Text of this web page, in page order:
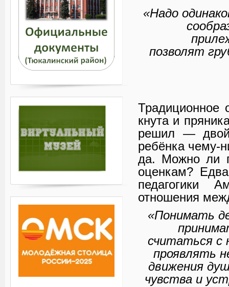
«Надо
позволят
Традиционное
кнута и
решил —
ребёнка чему-
да. Можно ли
оценкам?
педагогики
отношения
«Понимать
считаться с
проявлять
движения
чувства и